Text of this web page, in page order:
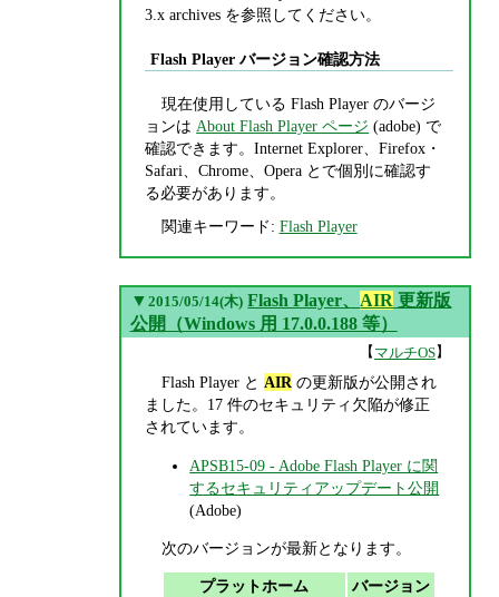
3.x archives を参照してください。
Flash Player バージョン確認方法
現在使用している Flash Player のバージ
ョンは About Flash Player ページ (adobe) で
確認できます。Internet Explorer、Firefox・
Safari、Chrome、Opera とで個別に確認す
る必要があります。
関連キーワード: Flash Player
▼ 2015/05/14(木) Flash Player、 AIR 更新版
公開（Windows 用 17.0.0.188 等）
【 マルチOS】
Flash Player と AIRの更新版が公開され
ました。17 件のセキュリティ欠陥が修正
されています。
APSB15-09 - Adobe Flash Player に関
するセキュリティアップデート公開
(Adobe)
次のバージョンが最新となります。
プラットホーム
バージョン